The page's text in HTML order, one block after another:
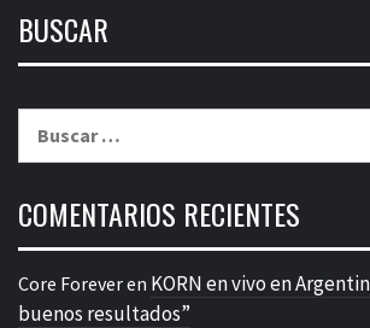
BUSCAR
COMENTARIOS RECIENTES
Core Foreveren KORN en vivo en
buenos resultados”